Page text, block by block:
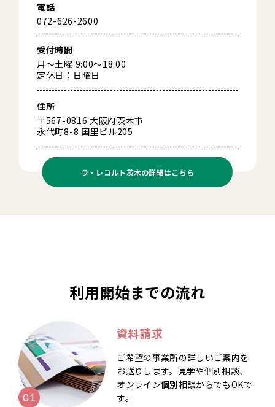
電話
072-626-2600
受付時間
月～土曜 9:00～18:00
定休日：日曜日
住所
〒567-0816 大阪府茨木市
永代町8-8 国里ビル205
ラ・レコルト茨木の詳細はこちら
利用開始までの流れ
資料請求
ご希望の事業所の詳しいご案内を
お送りします。見学や個別相談、
オンライン個別相談からでもOKで
す。